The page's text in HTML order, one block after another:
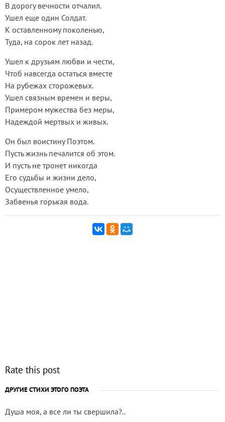
В дорогу вечности отчалил.
Ушел еще один Солдат.
К оставленному поколенью,
Туда, на сорок лет назад.
Ушел к друзьям любви и чести,
Чтоб навсегда остаться вместе
На рубежах сторожевых.
Ушел связным времен и веры,
Примером мужества без меры,
Надеждой мертвых и живых.
Он был воистину Поэтом.
Пусть жизнь печалится об этом.
И пусть не тронет никогда
Его судьбы и жизни дело,
Осуществленное умело,
Забвенья горькая вода.
Rate this post
ДРУГИЕ СТИХИ ЭТОГО ПОЭТА
Душа моя, а все ли ты свершила?..